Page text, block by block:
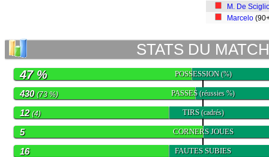
M. De
Marcelo
STATS DU MATCH
POSSESSION(%)
47 %
PASSES(réussies %)
430(73 %)
TIRS(cadrés)
12(4)
CORNERS JOUES
5
FAUTES SUBIES
16